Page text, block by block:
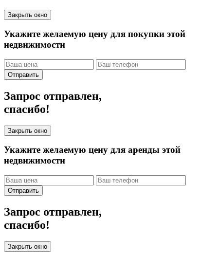
Закрыть окно
Укажите желаемую цену для покупки этой
недвижимости
Отправить
Запрос отправлен,
спасибо!
Закрыть окно
Укажите желаемую цену для аренды этой
недвижимости
Отправить
Запрос отправлен,
спасибо!
Закрыть окно